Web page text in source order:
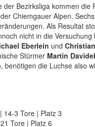
der Bezirksliga kommen
Chiemgauer Alpen.
Als Resultat
nicht in die
Eberlein und
Stürmer Martin
benötigen die Luchse also
14-3 Tore | Platz 3
Tore | Platz 6